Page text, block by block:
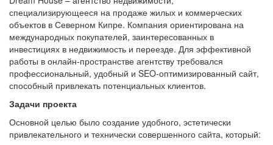
специализирующееся на продаже жилых и коммерческих
объектов в Северном Кипре. Компания ориентирована на
международных покупателей, заинтересованных в
инвестициях в недвижимость и переезде. Для эффективной
работы в онлайн-пространстве агентству требовался
профессиональный, удобный и SEO-оптимизированный сайт,
способный привлекать потенциальных клиентов.
Задачи проекта
Основной целью было создание удобного, эстетически
привлекательного и технически совершенного сайта, который: